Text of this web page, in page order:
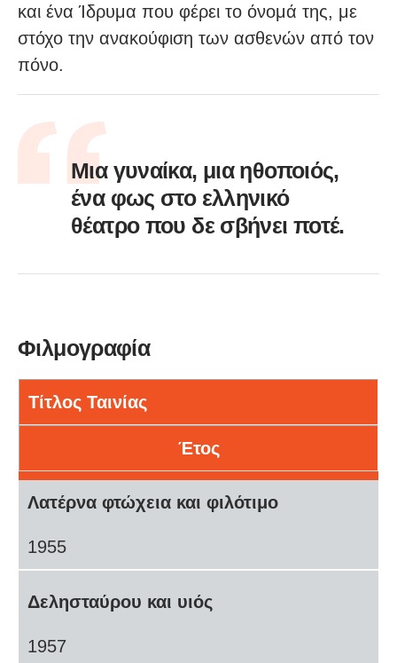
και ένα Ίδρυμα που φέρει το όνομά της, με
στόχο την ανακούφιση των ασθενών από τον
πόνο.
Μια γυναίκα, μια ηθοποιός,
ένα φως στο ελληνικό
θέατρο που δε σβήνει ποτέ.
Φιλμογραφία
Τίτλος Ταινίας
Έτος
Λατέρνα φτώχεια και φιλότιμο
1955
Δελησταύρου και υιός
1957